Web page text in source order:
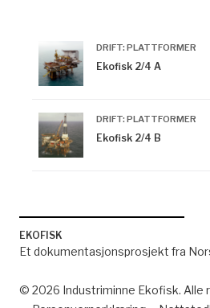
DRIFT: PLATTFORMER
Ekofisk 2/4 A
DRIFT: PLATTFORMER
Ekofisk 2/4 B
EKOFISK
Et dokumentasjonsprosjekt fra
© 2026 Industriminne Ekofisk.